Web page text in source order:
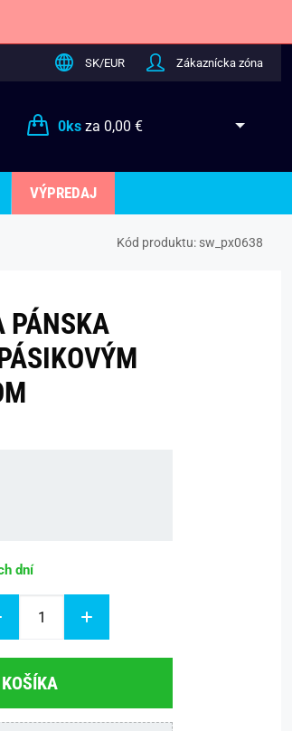
SK/EUR Zákaznícka zóna
0ksza 0,00 €
VÝPREDAJ
Kód produktu: sw_px0638
PÁNSKA
dní